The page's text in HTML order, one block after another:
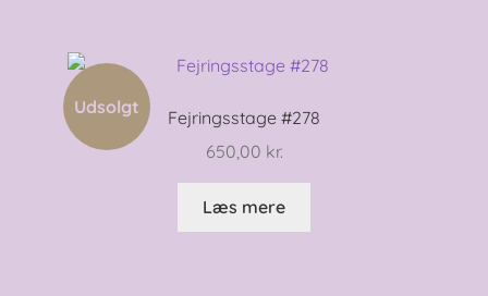
Fejringsstage #278
650,00 kr.
Læs mere
Udsolgt